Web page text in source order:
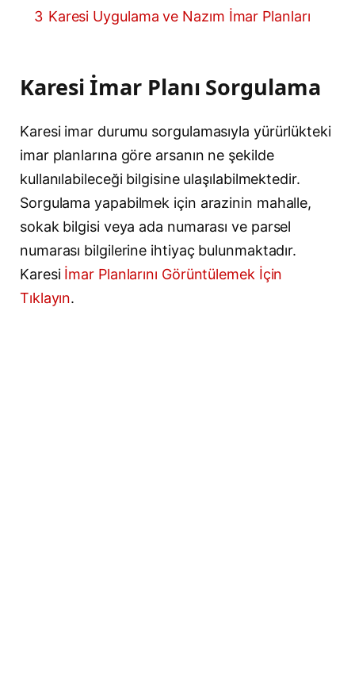
3 Karesi Uygulama ve Nazım İmar Planları
Karesi İmar Planı Sorgulama
Karesi imar durumu sorgulamasıyla yürürlükteki
imar planlarına göre arsanın ne şekilde
kullanılabileceği bilgisine ulaşılabilmektedir.
Sorgulama yapabilmek için arazinin mahalle,
sokak bilgisi veya ada numarası ve parsel
numarası bilgilerine ihtiyaç bulunmaktadır.
Karesi İmar Planlarını Görüntülemek İçin
Tıklayın.